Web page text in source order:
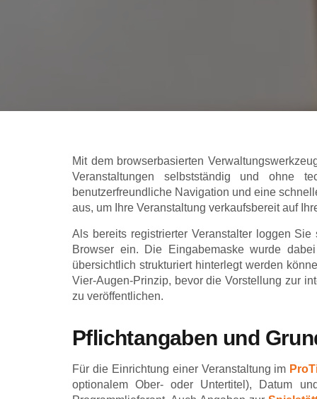
Mit dem browserbasierten
Veranstaltungen selbstständig und ohne
benutzerfreundliche Navigation und eine
aus, um Ihre Veranstaltung verkaufsbereit auf
Als bereits registrierter Veranstalter loggen
Browser ein. Die Eingabemaske wurde
übersichtlich strukturiert hinterlegt werden
Vier-Augen-Prinzip, bevor die Vorstellung zur
zu veröffentlichen.
Pflichtangaben und
Für die Einrichtung einer Veranstaltung im
optionalem Ober- oder Untertitel), Datum